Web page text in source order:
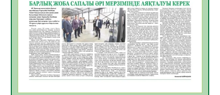
06.08.2026
63
ҚЫЗЫЛОРДАДА «САНАЛЫ ҰРПАҚ –
ЖАРҚЫН БОЛАШАҚ» АТТЫ КЕҢЕЙТІЛГЕН
МӘЖІЛІС ӨТТІ
05.08.2026
64
Қазақстан Орталық Азиядағы көшуге ең